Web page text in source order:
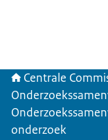
Centrale
onderzoek